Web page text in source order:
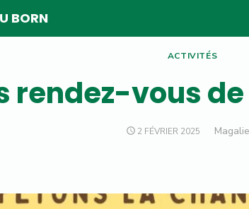
BORN
ACTIVITÉS
rendez-vous
POSTED
2 FÉVRIER 2025 Author